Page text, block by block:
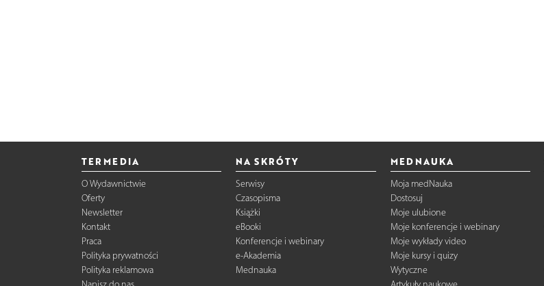
TERMEDIA
O Wydawnictwie
Oferty
Newsletter
Kontakt
Praca
Polityka prywatności
Polityka reklamowa
NA SKRÓTY
Serwisy
Czasopisma
Książki
eBooki
Konferencje i webinary
e-Akademia
Mednauka
MEDNAUKA
Moja medNauka
Dostosuj
Moje ulubione
Moje konferencje i webinary
Moje wykłady video
Moje kursy i quizy
Wytyczne